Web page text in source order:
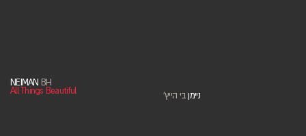
NEIMAN BH
All Things Beautiful
' ניימן בי הייץ